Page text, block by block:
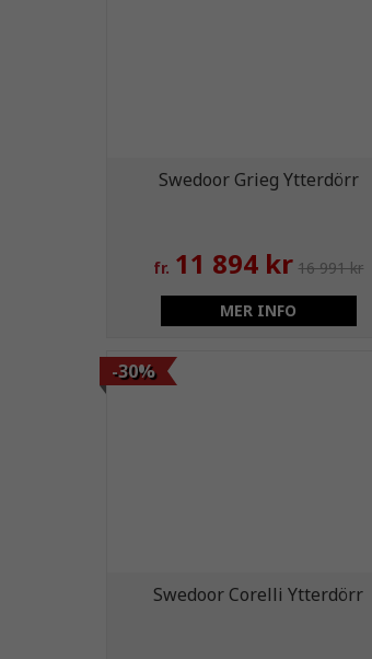
Swedoor Grieg Ytterdörr
fr. 11 894 kr 16 991 kr
MER INFO
Swedoor Corelli Ytterdörr
-30%